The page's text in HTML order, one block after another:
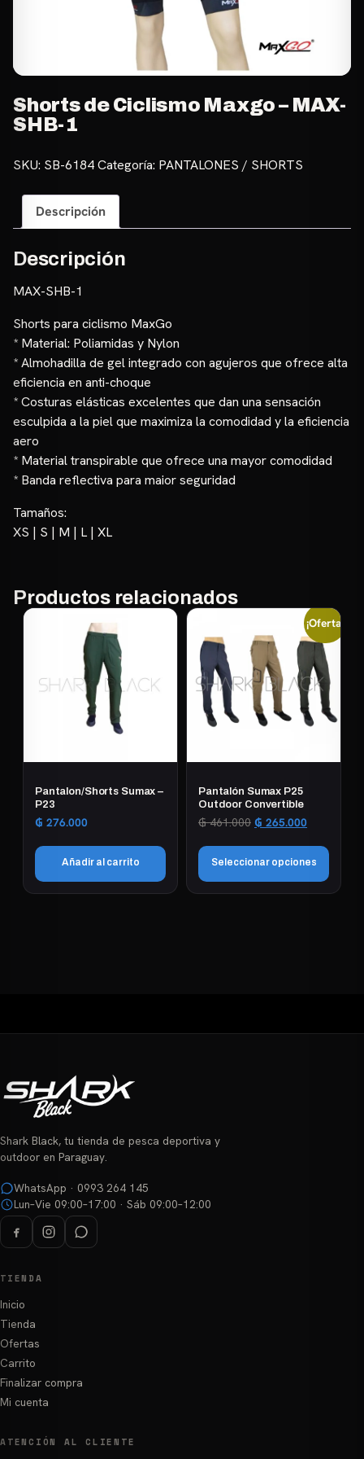
Shorts de Ciclismo Maxgo – MAX-
SHB-1
SKU: SB-6184Categoría: PANTALONES / SHORTS
Descripción
Descripción
MAX-SHB-1
Shorts para ciclismo MaxGo
* Material: Poliamidas y Nylon
* Almohadilla de gel integrado con agujeros que ofrece alta
eficiencia en anti-choque
* Costuras elásticas excelentes que dan una sensación
esculpida a la piel que maximiza la comodidad y la eficiencia
aero
* Material transpirable que ofrece una mayor comodidad
* Banda reflectiva para maior seguridad
Tamaños:
XS | S | M | L | XL
Productos relacionados
Pantalon/Shorts Sumax –
P23
₲ 276.000
Añadir al carrito
¡Oferta!
Pantalón Sumax P25
Outdoor Convertible
₲461.000 El
₲ 265.000El
actual
₲ 265.000.
Seleccionar opciones
se
página
Shark Black, tu tienda de pesca deportiva y
outdoor en Paraguay.
WhatsApp · 0993 264 145
Lun–Vie 09:00–17:00 · Sáb 09:00–12:00
TIENDA
Inicio
Tienda
Ofertas
Carrito
Finalizar compra
Mi cuenta
ATENCIÓN AL CLIENTE